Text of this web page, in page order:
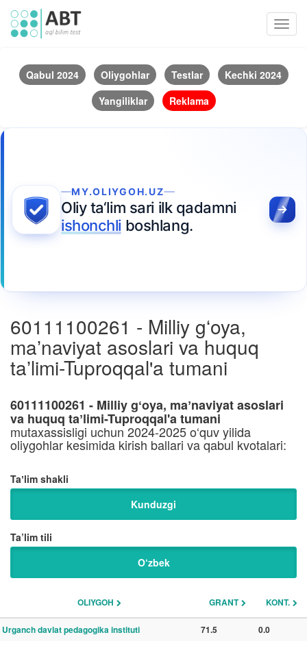
Qabul 2024 Oliygohlar Testlar
Kechki 2024
Yangiliklar
Reklama
MY.OLIYGOH.UZ
Oliy ta‘lim sari ilk qadamni
ishonchli boshlang.
60111100261 - Milliy gʻoya,
maʼnaviyat asoslari va huquq
taʼlimi-Tuproqqal'a tumani
60111100261 - Milliy gʻoya, maʼnaviyat asoslari
va huquq taʼlimi-Tuproqqal'a tumani
mutaxassisligi uchun 2024-2025 o‘quv yilida
oliygohlar kesimida kirish ballari va qabul kvotalari:
Taʼlim shakli
Kunduzgi
Ta’lim tili
O‘zbek
OLIYGOH GRANT KONT.
Urganch davlat pedagogika instituti 71.5 0.0